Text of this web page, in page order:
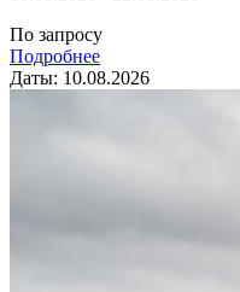
По запросу
Подробнее
Даты: 10.08.2026